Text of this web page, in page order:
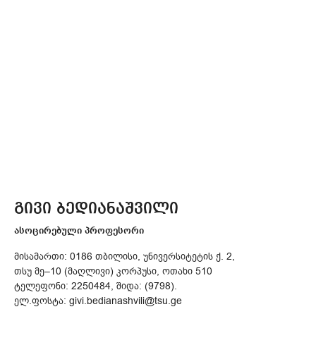
გივი ბედიანაშვილი
ასოცირებული პროფესორი
მისამართი: 0186 თბილისი, უნივერსიტეტის ქ. 2,
თსუ მე–10 (მაღლივი) კორპუსი, ოთახი 510
ტელეფონი: 2250484, შიდა: (9798).
ელ.ფოსტა: givi.bedianashvili@tsu.ge